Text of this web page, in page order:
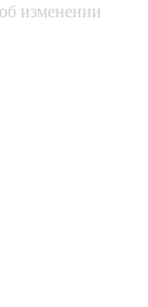
изменении